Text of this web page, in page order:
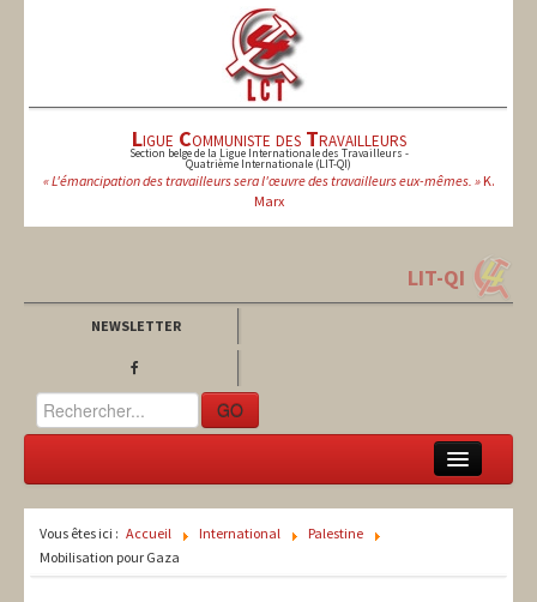
Ligue Communiste des Travailleurs
Section belge de la Ligue Internationale des Travailleurs -
Quatrième Internationale (LIT-QI)
« L'émancipation des travailleurs sera l'œuvre des travailleurs eux-mêmes. »K.
Marx
LIT-QI
NEWSLETTER
GO
Vous êtes ici : Accueil International
Palestine
Mobilisation pour Gaza